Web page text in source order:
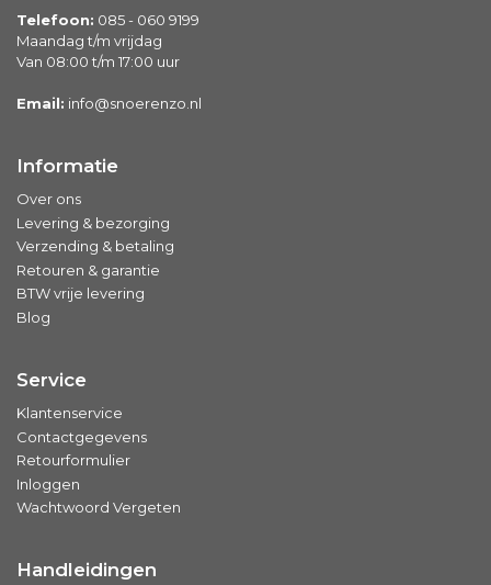
Telefoon: 085 - 060 9199
Maandag t/m vrijdag
Van 08:00 t/m 17:00 uur
Email: info@snoerenzo.nl
Informatie
Over ons
Levering & bezorging
Verzending & betaling
Retouren & garantie
BTW vrije levering
Blog
Service
Klantenservice
Contactgegevens
Retourformulier
Inloggen
Wachtwoord Vergeten
Handleidingen